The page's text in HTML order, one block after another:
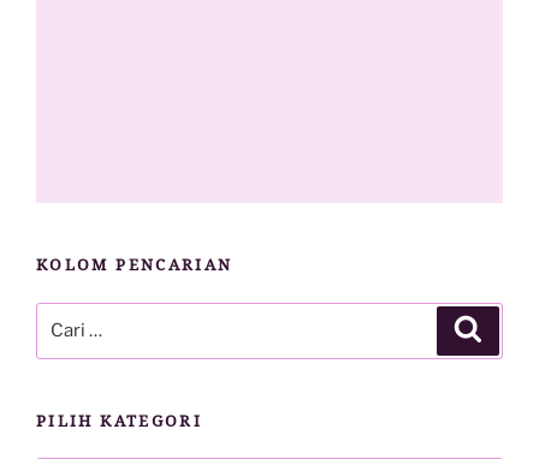
KOLOM PENCARIAN
PILIH KATEGORI